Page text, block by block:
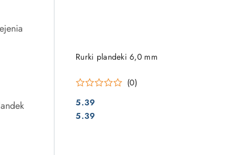
Rurki plandeki 6,0 mm
(0)
Cena:
5.39
Cena:
5.39